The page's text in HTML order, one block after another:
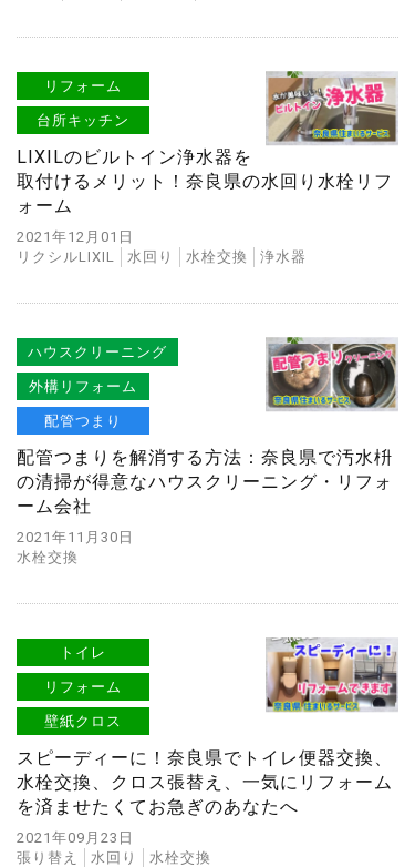
リフォーム
台所キッチン
LIXILのビルトイン浄水器を
取付けるメリット！奈良県の水回り水栓リフ
ォーム
2021年12月01日
リクシルLIXIL
水回り 水栓交換 浄水器
ハウスクリーニング
外構リフォーム
配管つまり
配管つまりを解消する方法：奈良県で汚水枡
の清掃が得意なハウスクリーニング・リフォ
ーム会社
2021年11月30日
水栓交換
トイレ
リフォーム
壁紙クロス
スピーディーに！奈良県でトイレ便器交換、
水栓交換、クロス張替え、一気にリフォーム
を済ませたくてお急ぎのあなたへ
2021年09月23日
張り替え
水回り 水栓交換